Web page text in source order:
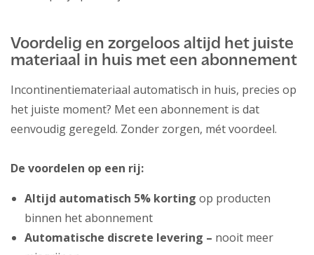
Voordelig en zorgeloos altijd het juiste
materiaal in huis met een abonnement
Incontinentiemateriaal automatisch in huis, precies op
het juiste moment? Met een abonnement is dat
eenvoudig geregeld. Zonder zorgen, mét voordeel.
De voordelen op een rij:
Altijd automatisch 5% korting op producten
binnen het abonnement
Automatische discrete levering – nooit meer